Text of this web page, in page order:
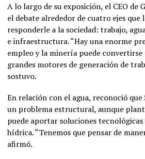
A lo largo de su exposición, el CEO de
el debate alrededor de cuatro ejes que
responderle a la sociedad: trabajo,
e infraestructura. “Hay una enorme
empleo y la minería puede convertirse
grandes motores de generación de
sostuvo.
En relación con el agua, reconoció
un problema estructural, aunque
puede aportar soluciones
hídrica. “Tenemos que pensar de
afirmó.